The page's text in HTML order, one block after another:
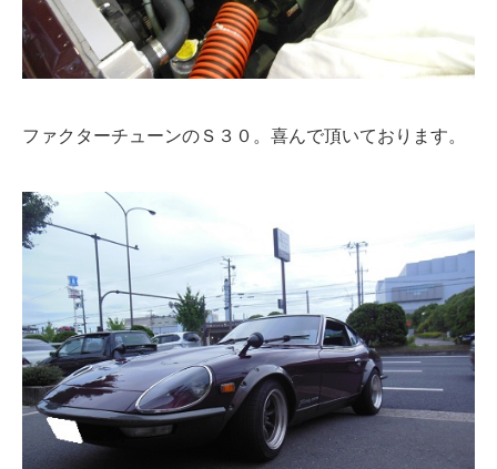
ファクターチューンのＳ３０。喜んで頂いております。